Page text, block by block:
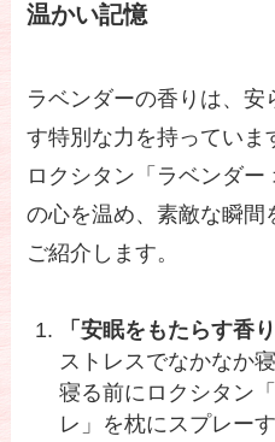
温かい記憶
ラベンダーの香りは、安
す特別な力を持っていま
ロクシタン「ラベンダー
の心を温め、素敵な瞬間
ご紹介します。
「安眠をもたらす香
ストレスでなかなか
寝る前にロクシタン
レ」を枕にスプレー